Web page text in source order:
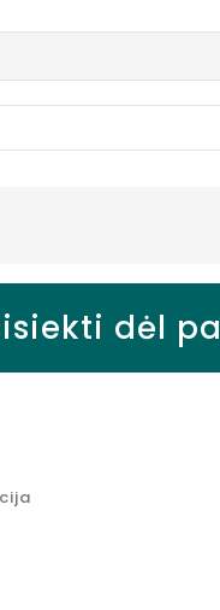
dėl